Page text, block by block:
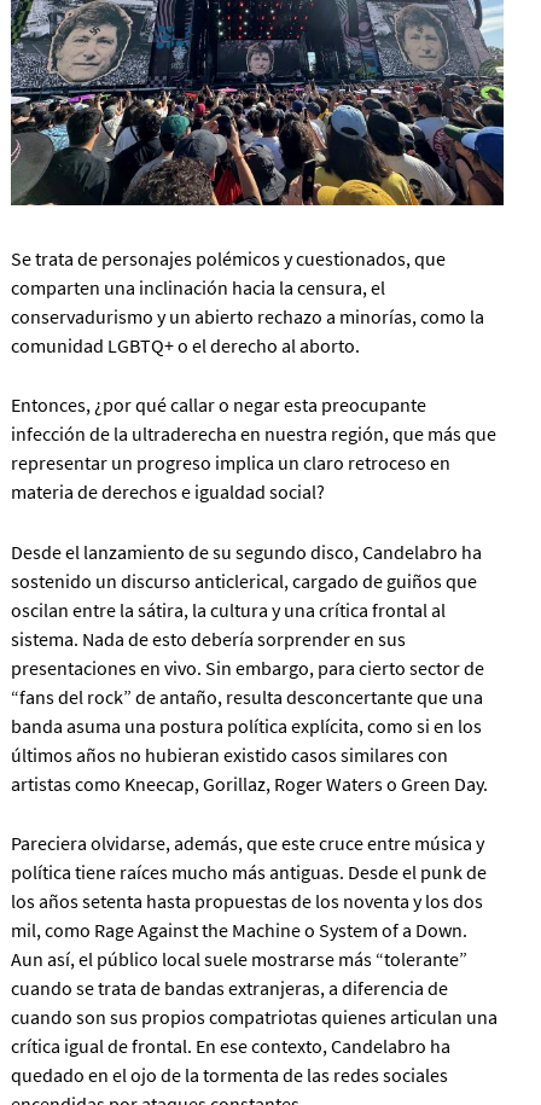
Se trata de personajes polémicos y cuestionados, que
comparten una inclinación hacia la censura, el
conservadurismo y un abierto rechazo a minorías, como la
comunidad LGBTQ+ o el derecho al aborto.
Entonces, ¿por qué callar o negar esta preocupante
infección de la ultraderecha en nuestra región, que más que
representar un progreso implica un claro retroceso en
materia de derechos e igualdad social?
Desde el lanzamiento de su segundo disco, Candelabro ha
sostenido un discurso anticlerical, cargado de guiños que
oscilan entre la sátira, la cultura y una crítica frontal al
sistema. Nada de esto debería sorprender en sus
presentaciones en vivo. Sin embargo, para cierto sector de
“fans del rock” de antaño, resulta desconcertante que una
banda asuma una postura política explícita, como si en los
últimos años no hubieran existido casos similares con
artistas como Kneecap, Gorillaz, Roger Waters o Green Day.
Pareciera olvidarse, además, que este cruce entre música y
política tiene raíces mucho más antiguas. Desde el punk de
los años setenta hasta propuestas de los noventa y los dos
mil, como Rage Against the Machine o System of a Down.
Aun así, el público local suele mostrarse más “tolerante”
cuando se trata de bandas extranjeras, a diferencia de
cuando son sus propios compatriotas quienes articulan una
crítica igual de frontal. En ese contexto, Candelabro ha
quedado en el ojo de la tormenta de las redes sociales